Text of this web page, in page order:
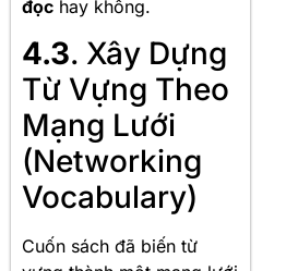
đọc hay không.
4.3. Xây Dựng
Từ Vựng Theo
Mạng Lưới
(Networking
Vocabulary)
Cuốn sách đã biến từ